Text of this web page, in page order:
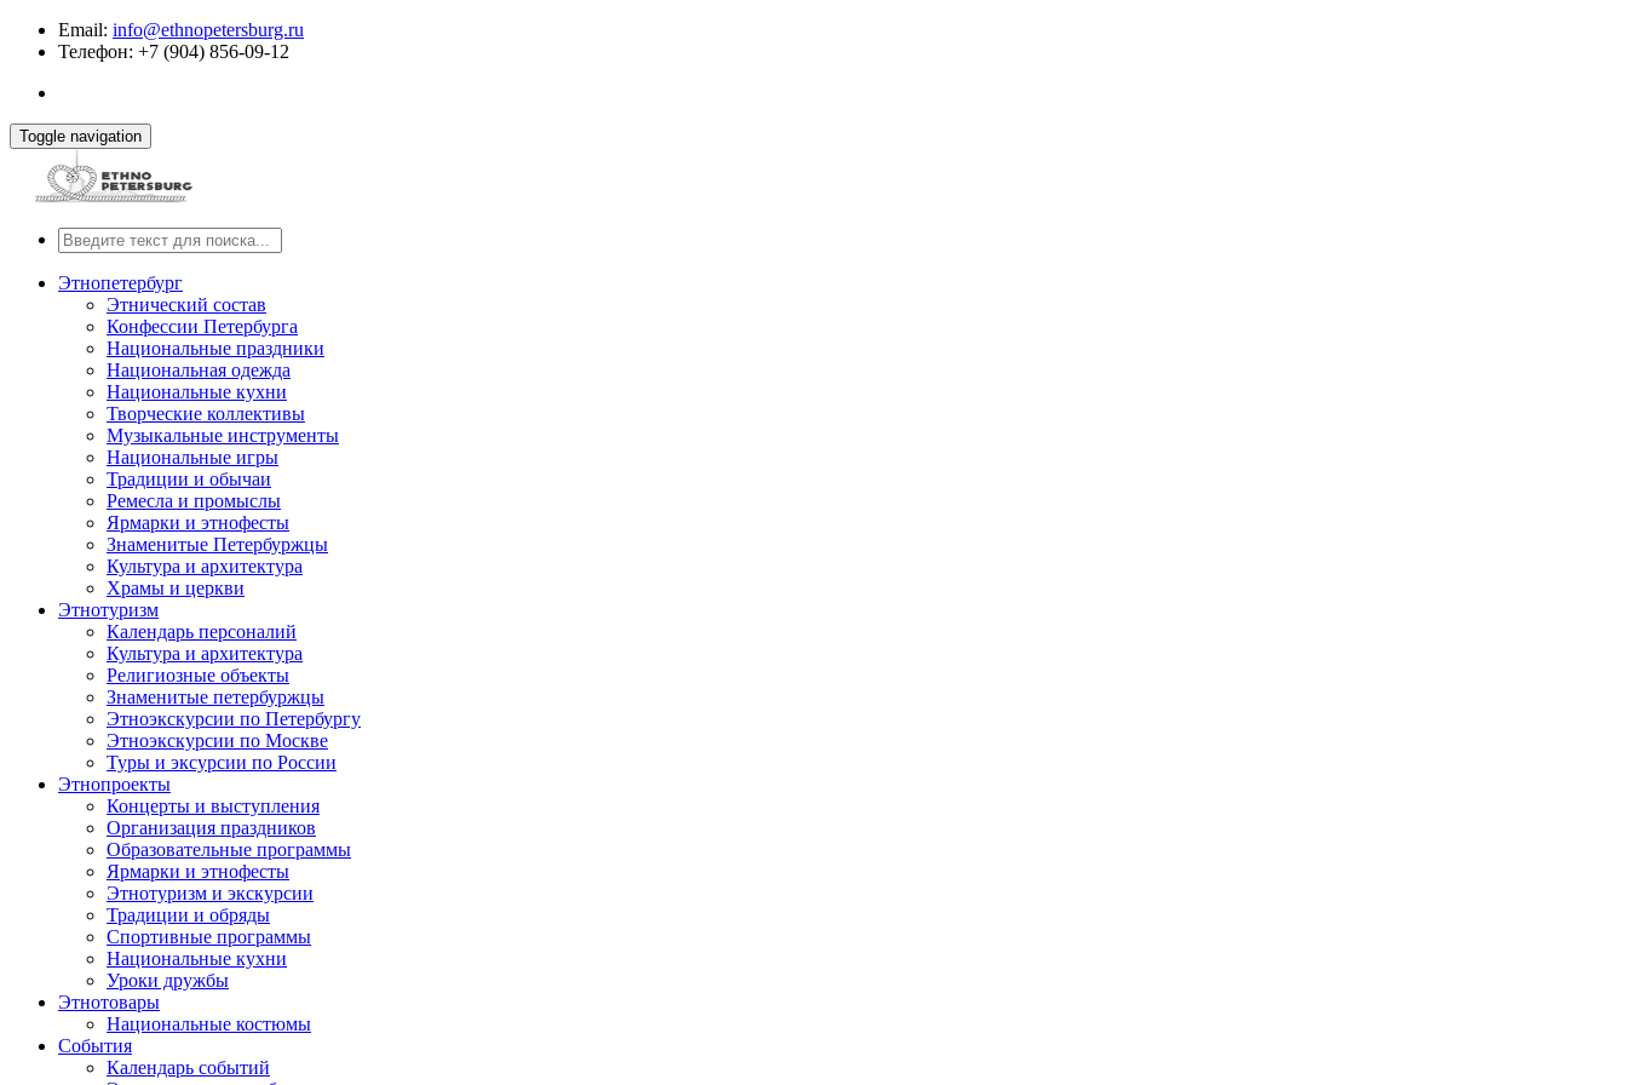
Email: info@ethnopetersburg.ru
Телефон: +7 (904) 856-09-12
Toggle navigation
Этнопетербург
Этнический состав
Конфессии Петербурга
Национальные праздники
Национальная одежда
Национальные кухни
Творческие коллективы
Музыкальные инструменты
Национальные игры
Традиции и обычаи
Ремесла и промыслы
Ярмарки и этнофесты
Знаменитые Петербуржцы
Культура и архитектура
Храмы и церкви
Этнотуризм
Календарь персоналий
Культура и архитектура
Религиозные объекты
Знаменитые петербуржцы
Этноэкскурсии по Петербургу
Этноэкскурсии по Москве
Туры и эксурсии по России
Этнопроекты
Концерты и выступления
Организация праздников
Образовательные программы
Ярмарки и этнофесты
Этнотуризм и экскурсии
Традиции и обряды
Спортивные программы
Национальные кухни
Уроки дружбы
Этнотовары
Национальные костюмы
События
Календарь событий